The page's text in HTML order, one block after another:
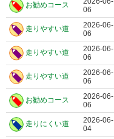
お勧めコース
06
走りやすい道
2026-06-
06
走りやすい道
2026-06-
06
走りやすい道
2026-06-
06
お勧めコース
2026-06-
06
走りにくい道
2026-06-
04